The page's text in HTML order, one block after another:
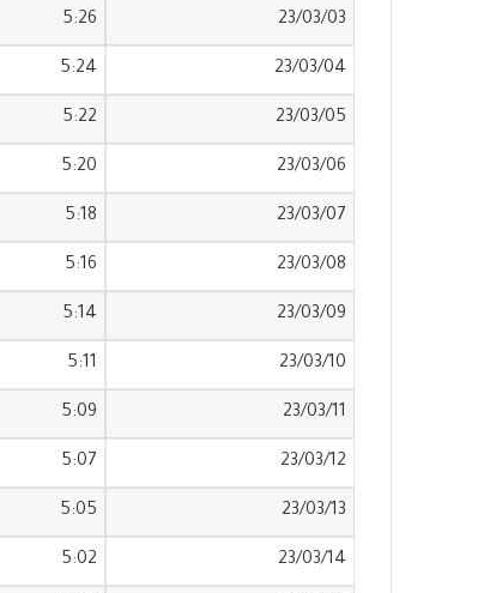
23/03/03
5:26
23/03/04
5:24
23/03/05
5:22
23/03/06
5:20
23/03/07
5:18
23/03/08
5:16
23/03/09
5:14
23/03/10
5:11
23/03/11
5:09
23/03/12
5:07
23/03/13
5:05
23/03/14
5:02